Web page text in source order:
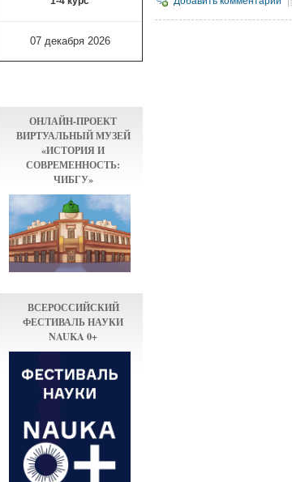
07 декабря 2026
ОНЛАЙН-ПРОЕКТ
ВИРТУАЛЬНЫЙ МУЗЕЙ
«ИСТОРИЯ И
СОВРЕМЕННОСТЬ:
ЧИБГУ»
ВСЕРОССИЙСКИЙ
ФЕСТИВАЛЬ НАУКИ
NAUKA 0+